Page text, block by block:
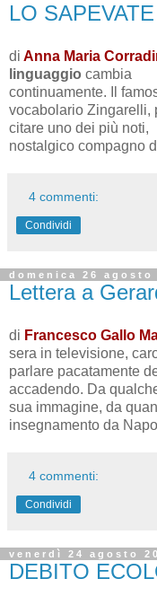
LO
di Anna Maria
linguaggio cambia
continuamente. Il
vocabolario Zingarelli,
citare uno dei più noti,
nostalgico compagno
4 commenti:
Condividi
domenica 26 agosto
Lettera a
di Francesco Gallo
sera in televisione,
parlare pacatamente
accadendo. Da
sua immagine, da
insegnamento da
4 commenti:
Condividi
venerdì 24 agosto
DEBITO